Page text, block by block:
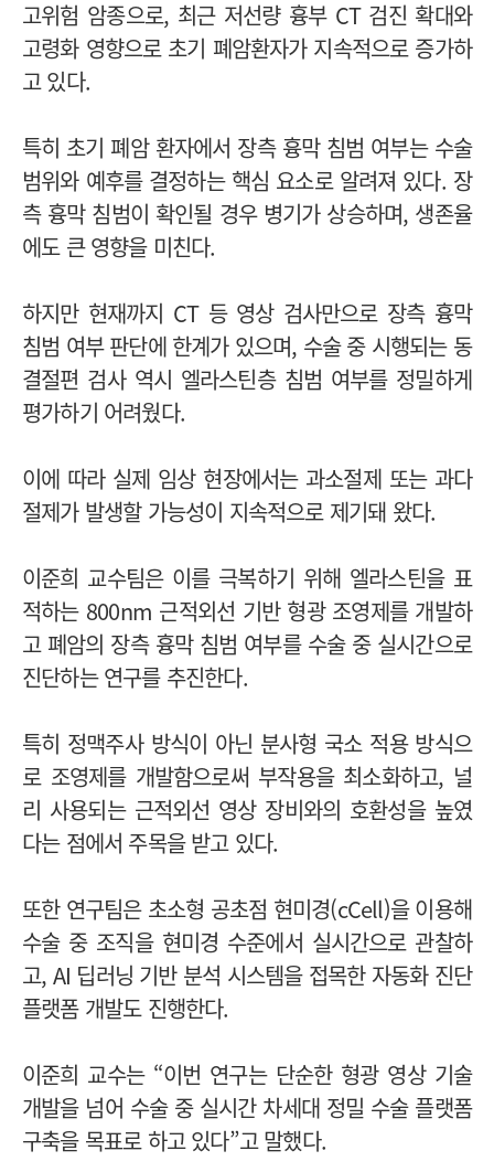
고위험 암종으로, 최근 저선량 흉부 CT 검진 확대와
고령화 영향으로 초기 폐암환자가 지속적으로 증가하
고 있다.
특히 초기 폐암 환자에서 장측 흉막 침범 여부는 수술
범위와 예후를 결정하는 핵심 요소로 알려져 있다. 장
측 흉막 침범이 확인될 경우 병기가 상승하며, 생존율
에도 큰 영향을 미친다.
하지만 현재까지 CT 등 영상 검사만으로 장측 흉막
침범 여부 판단에 한계가 있으며, 수술 중 시행되는 동
결절편 검사 역시 엘라스틴층 침범 여부를 정밀하게
평가하기 어려웠다.
이에 따라 실제 임상 현장에서는 과소절제 또는 과다
절제가 발생할 가능성이 지속적으로 제기돼 왔다.
이준희 교수팀은 이를 극복하기 위해 엘라스틴을 표
적하는 800nm 근적외선 기반 형광 조영제를 개발하
고 폐암의 장측 흉막 침범 여부를 수술 중 실시간으로
진단하는 연구를 추진한다.
특히 정맥주사 방식이 아닌 분사형 국소 적용 방식으
로 조영제를 개발함으로써 부작용을 최소화하고, 널
리 사용되는 근적외선 영상 장비와의 호환성을 높였
다는 점에서 주목을 받고 있다.
또한 연구팀은 초소형 공초점 현미경(cCell)을 이용해
수술 중 조직을 현미경 수준에서 실시간으로 관찰하
고, AI 딥러닝 기반 분석 시스템을 접목한 자동화 진단
플랫폼 개발도 진행한다.
이준희 교수는 “이번 연구는 단순한 형광 영상 기술
개발을 넘어 수술 중 실시간 차세대 정밀 수술 플랫폼
구축을 목표로 하고 있다”고 말했다.